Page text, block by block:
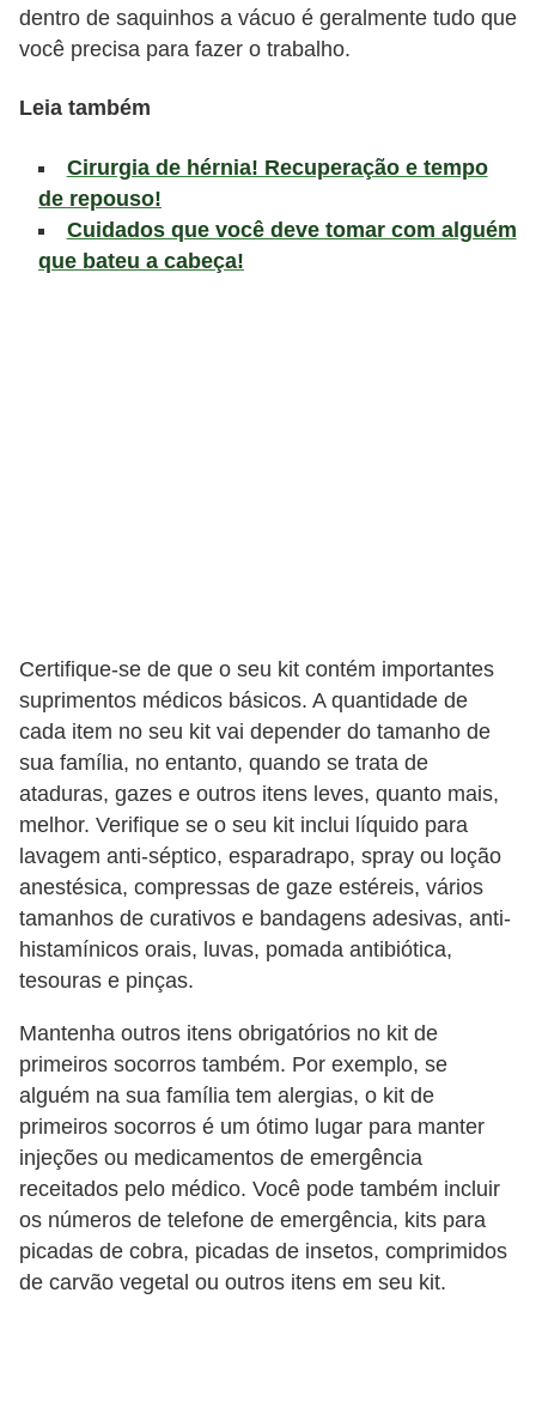
dentro de saquinhos a vácuo é geralmente tudo que
você precisa para fazer o trabalho.
Leia também
Cirurgia de hérnia! Recuperação e tempo
de repouso!
Cuidados que você deve tomar com alguém
que bateu a cabeça!
Certifique-se de que o seu kit contém importantes
suprimentos médicos básicos. A quantidade de
cada item no seu kit vai depender do tamanho de
sua família, no entanto, quando se trata de
ataduras, gazes e outros itens leves, quanto mais,
melhor. Verifique se o seu kit inclui líquido para
lavagem anti-séptico, esparadrapo, spray ou loção
anestésica, compressas de gaze estéreis, vários
tamanhos de curativos e bandagens adesivas, anti-
histamínicos orais, luvas, pomada antibiótica,
tesouras e pinças.
Mantenha outros itens obrigatórios no kit de
primeiros socorros também. Por exemplo, se
alguém na sua família tem alergias, o kit de
primeiros socorros é um ótimo lugar para manter
injeções ou medicamentos de emergência
receitados pelo médico. Você pode também incluir
os números de telefone de emergência, kits para
picadas de cobra, picadas de insetos, comprimidos
de carvão vegetal ou outros itens em seu kit.
a
ç
o
a
d
d
e
s
a
ú
d
e
P
l
n
a
s
m
e
d
i